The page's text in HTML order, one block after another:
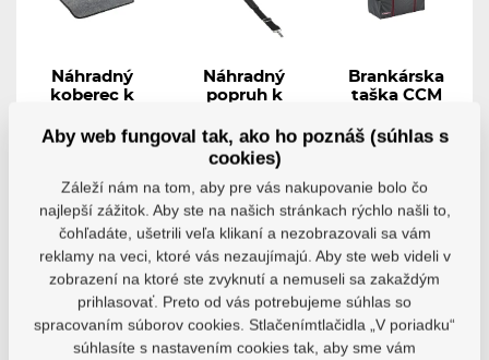
Náhradný
koberec k
Náhradná
Skladom
24,69 €
Detail
Náhradný
popruh k
Náhradný popruh
pre hokejovú...
Skladom
19,33 €
Detail
Brankárska
taška CCM
Bag
Skladom
128,99 €
116,09 €
Detail
Aby web fungoval tak, ako ho poznáš (súhlas s
cookies)
Záleží nám na tom, aby pre vás nakupovanie bolo čo
najlepší zážitok. Aby ste na našich stránkach rýchlo našli to,
čohľadáte, ušetrili veľa klikaní a nezobrazovali sa vám
reklamy na veci, ktoré vás nezaujímajú. Aby ste web videli v
zobrazení na ktoré ste zvyknutí a nemuseli sa zakaždým
prihlasovať. Preto od vás potrebujeme súhlas so
spracovaním súborov cookies. Stlačenímtlačidla „V poriadku“
súhlasíte s nastavením cookies tak, aby sme vám